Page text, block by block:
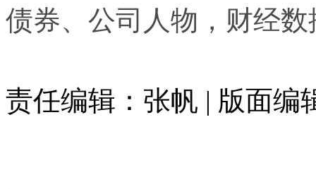
债券、公司人物，财经
责任编辑：张帆 | 版面编